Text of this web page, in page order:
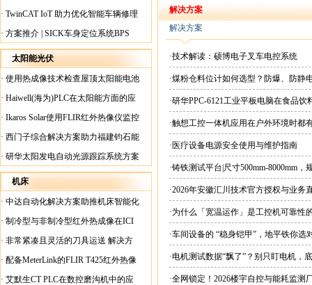
源汽车爆炸频发？
· TwinCAT IoT 助力优化智能车辆修理
· 方案推介 | SICK车身定位系统BPS
太阳能光伏
· 使用热成像技术检查屋顶太阳能电池
板
· Haiwell(海为)PLC在太阳能方面的应
用
· Ikaros Solar使用FLIR红外热像仪监控
已装太阳能电池板
· 西门子综合解决方案助力福建钧石能
源飞速发展
· 研华太阳发电自动光源跟踪系统方案
机床
· 中达自动化解决方案助推机床智能化
升级
· 制冷型与非制冷型红外热成像在ICI
工厂内完美配合
· 非常紧凑且灵活的刀具运送 解决方
案
· 配备MeterLink的FLIR T425红外热像
仪帮助Medite Europe Ltd加快红外检测
· 艾默生CT PLC在数控磨沟机中的应
解决方案
解决方案
·技术解读：硕博电子叉车电控系统
·煤粉仓料位计如何选型？防爆、防静
·研华PPC-6121工业平板电脑在食品
·触想工控一体机应用在户外环境时都
·医疗设备电源安全使用与维护指南
·铸铁测试平台|尺寸500mm-8000mm，
·2026年安徽汇川技术官方授权与业务
现货直供平台
·为什么「宽温运作」是工控机可靠性
·车间设备的 “稳身铠甲”，地平铁你选
·电机测试数据“飘了”？别只盯电机，
·全网锁定！2026楼宇自控与能耗监